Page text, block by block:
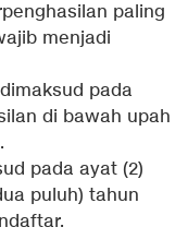
paling
menjadi
pada
di bawah upah
pada ayat (2)
puluh) tahun